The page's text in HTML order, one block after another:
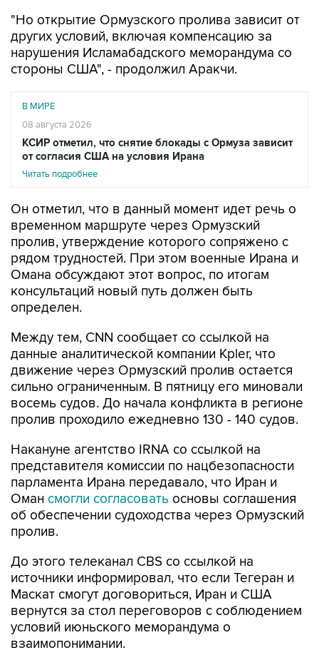
"Но открытие Ормузского пролива зависит от
других условий, включая компенсацию за
нарушения Исламабадского меморандума со
стороны США", - продолжил Аракчи.
В МИРЕ
08 августа 2026
КСИР отметил, что снятие блокады с Ормуза зависит
от согласия США на условия Ирана
Читать подробнее
Он отметил, что в данный момент идет речь о
временном маршруте через Ормузский
пролив, утверждение которого сопряжено с
рядом трудностей. При этом военные Ирана и
Омана обсуждают этот вопрос, по итогам
консультаций новый путь должен быть
определен.
Между тем, CNN сообщает со ссылкой на
данные аналитической компании Kpler, что
движение через Ормузский пролив остается
сильно ограниченным. В пятницу его миновали
восемь судов. До начала конфликта в регионе
пролив проходило ежедневно 130 - 140 судов.
Накануне агентство IRNA со ссылкой на
представителя комиссии по нацбезопасности
парламента Ирана передавало, что Иран и
Оман смогли согласовать основы соглашения
об обеспечении судоходства через Ормузский
пролив.
До этого телеканал CBS со ссылкой на
источники информировал, что если Тегеран и
Маскат смогут договориться, Иран и США
вернутся за стол переговоров с соблюдением
условий июньского меморандума о
взаимопонимании.